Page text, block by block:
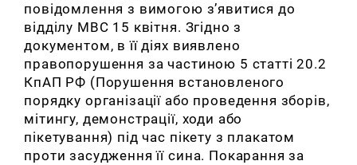
повідомлення з вимогою з’явитися до
відділу МВС 15 квітня. Згідно з
документом, в її діях виявлено
правопорушення за частиною 5 статті 20.2
КпАП РФ (Порушення встановленого
порядку організації або проведення зборів,
мітингу, демонстрації, ходи або
пікетування) під час пікету з плакатом
проти засудження її сина. Покарання за